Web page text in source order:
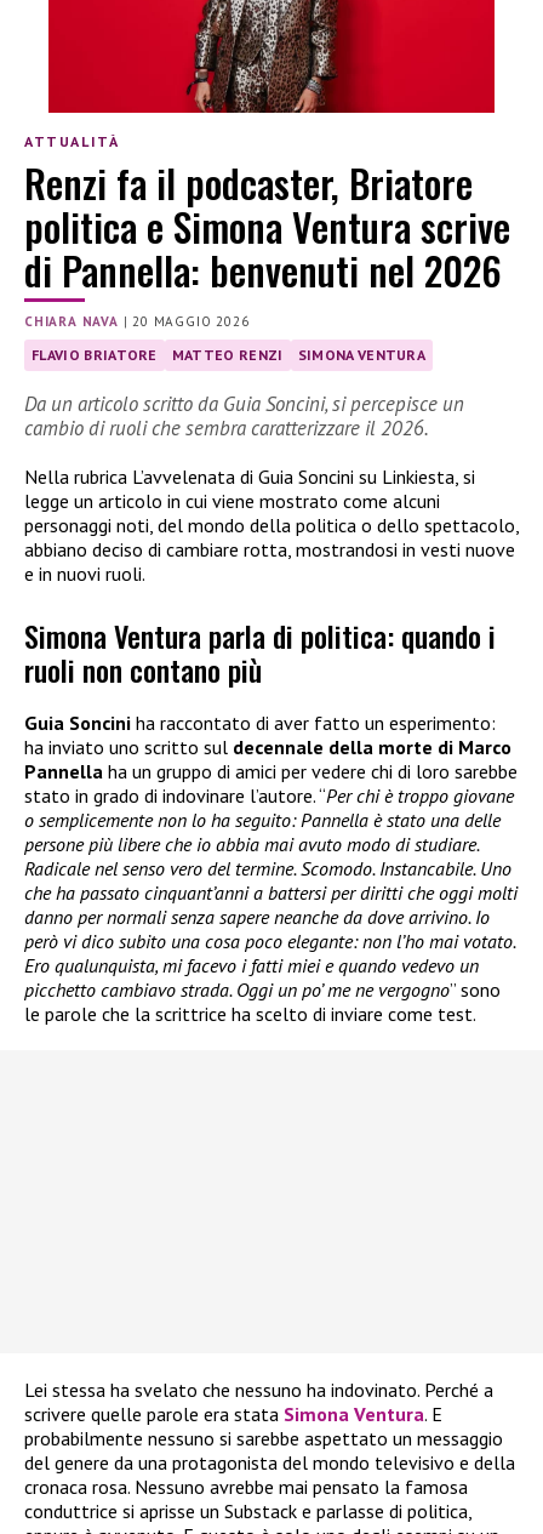
ATTUALITÀ
Renzi fa il podcaster, Briatore
politica e Simona Ventura scrive
di Pannella: benvenuti nel 2026
CHIARA NAVA |20 MAGGIO 2026
FLAVIO BRIATORE MATTEO RENZI SIMONA VENTURA
Da un articolo scritto da Guia Soncini, si percepisce un
cambio di ruoli che sembra caratterizzare il 2026.
Nella rubrica L’avvelenata di Guia Soncini su Linkiesta, si
legge un articolo in cui viene mostrato come alcuni
personaggi noti, del mondo della politica o dello spettacolo,
abbiano deciso di cambiare rotta, mostrandosi in vesti nuove
e in nuovi ruoli.
Simona Ventura parla di politica: quando i
ruoli non contano più
Guia Soncini ha raccontato di aver fatto un esperimento:
ha inviato uno scritto sul decennale della morte di Marco
Pannella ha un gruppo di amici per vedere chi di loro sarebbe
stato in grado di indovinare l’autore. “Per chi è troppo giovane
o semplicemente non lo ha seguito: Pannella è stato una delle
persone più libere che io abbia mai avuto modo di studiare.
Radicale nel senso vero del termine. Scomodo. Instancabile. Uno
che ha passato cinquant’anni a battersi per diritti che oggi molti
danno per normali senza sapere neanche da dove arrivino. Io
però vi dico subito una cosa poco elegante: non l’ho mai votato.
Ero qualunquista, mi facevo i fatti miei e quando vedevo un
picchetto cambiavo strada. Oggi un po’ me ne vergogno” sono
le parole che la scrittrice ha scelto di inviare come test.
Lei stessa ha svelato che nessuno ha indovinato. Perché a
scrivere quelle parole era stata Simona Ventura. E
probabilmente nessuno si sarebbe aspettato un messaggio
del genere da una protagonista del mondo televisivo e della
cronaca rosa. Nessuno avrebbe mai pensato la famosa
conduttrice si aprisse un Substack e parlasse di politica,